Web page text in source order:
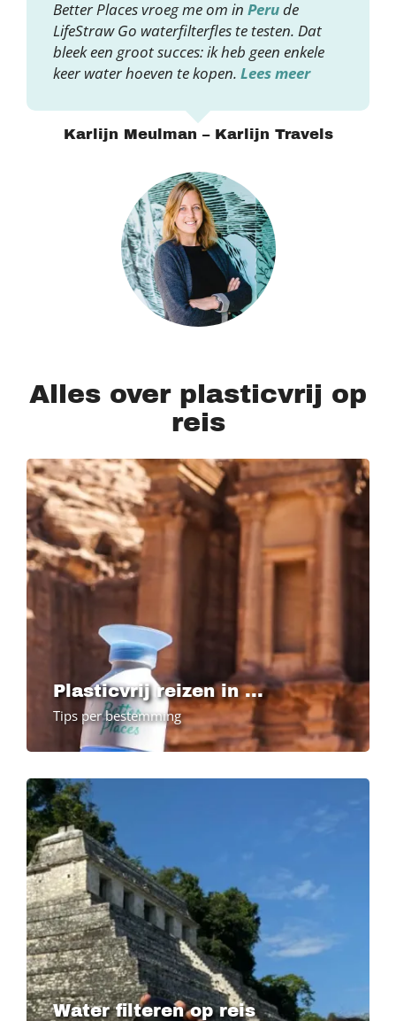
Better Places vroeg me om in Perude
LifeStraw Go waterfilterfles te testen. Dat
bleek een groot succes: ik heb geen enkele
keer water hoeven te kopen. Lees meer
Karlijn Meulman – Karlijn Travels
Alles over plasticvrij op
reis
Plasticvrij reizen in ...
Tips per bestemming
Water filteren op reis